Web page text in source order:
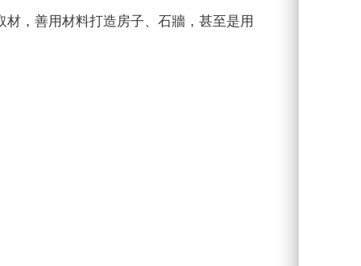
，善用材料打造房子󠇡、石牆，甚至是用